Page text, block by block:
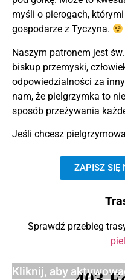
myśli o pierogach,
gospodarze z Tyczyna.
Naszym patronem jest
biskup przemyski,
odpowiedzialności za
nam, że pielgrzymka to
sposób przeżywania
Jeśli chcesz
ZAPISZ SIĘ
Sprawdź przebieg
Kliknij, aby